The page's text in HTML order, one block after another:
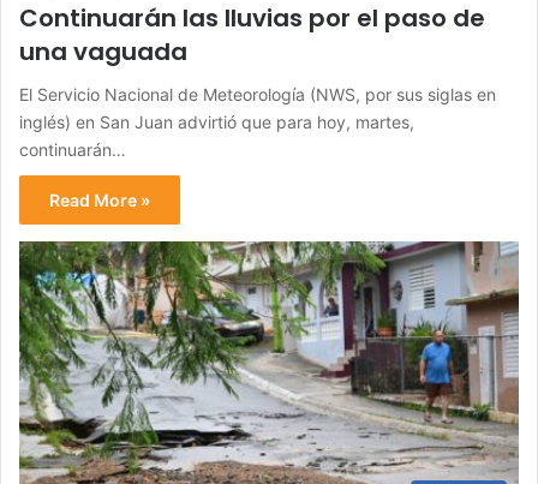
Continuarán las lluvias por el paso de
una vaguada
El Servicio Nacional de Meteorología (NWS, por sus siglas en
inglés) en San Juan advirtió que para hoy, martes,
continuarán…
Read More »